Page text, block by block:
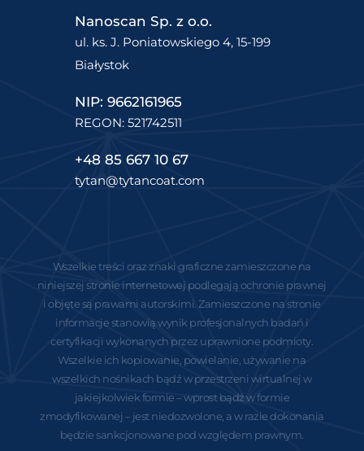
Nanoscan Sp. z o.o.
ul. ks. J. Poniatowskiego 4, 15-199
Białystok
NIP: 9662161965
REGON: 521742511
+48 85 667 10 67
tytan@tytancoat.com
Wszelkie treści oraz znaki graficzne zamieszczone na
niniejszej stronie internetowej podlegają ochronie prawnej
i objęte są prawami autorskimi. Zamieszczone na stronie
informacje stanowią wynik profesjonalnych badań i
certyfikacji wykonanych przez uprawnione podmioty.
Wszelkie ich kopiowanie, powielanie, używanie na
wszelkich nośnikach bądź w przestrzeni wirtualnej w
jakiejkolwiek formie – wprost bądź w formie
zmodyfikowanej – jest niedozwolone, a w razie dokonania
będzie sankcjonowane pod względem prawnym.